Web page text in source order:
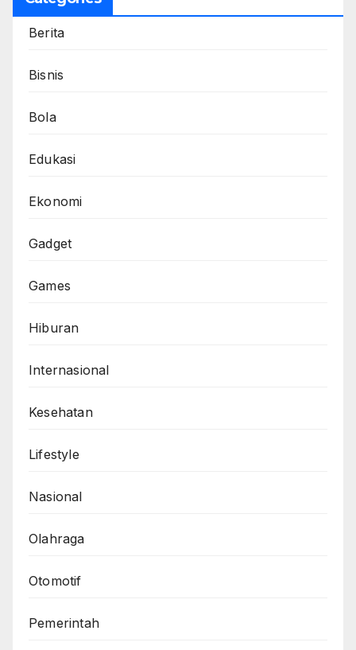
Berita
Bisnis
Bola
Edukasi
Ekonomi
Gadget
Games
Hiburan
Internasional
Kesehatan
Lifestyle
Nasional
Olahraga
Otomotif
Pemerintah